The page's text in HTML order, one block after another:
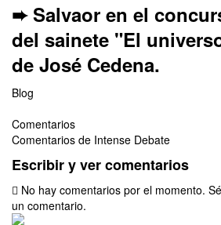
➨ Salvaor en el
del sainete "El
de José Cedena.
Blog
Comentarios
Comentarios de Intense Debate
Escribir y ver comentarios
No hay comentarios por el momento.
un comentario.